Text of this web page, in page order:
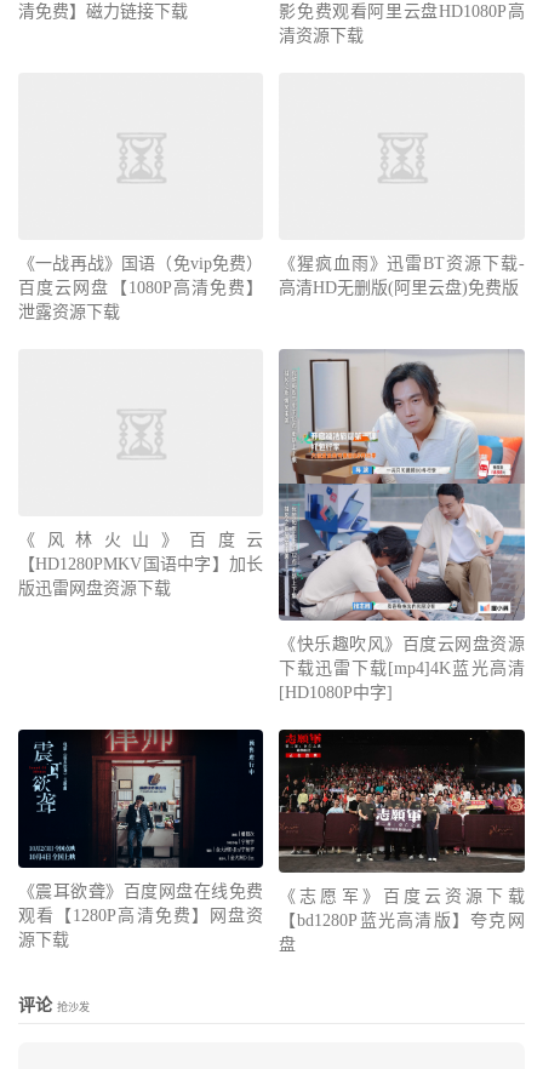
清免费】磁力链接下载
影免费观看阿里云盘HD1080P高
清资源下载
《一战再战》国语（免vip免费）
百度云网盘【1080P高清免费】
泄露资源下载
《猩疯血雨》迅雷BT资源下载-
高清HD无删版(阿里云盘)免费版
《风林火山》百度云
【HD1280PMKV国语中字】加长
版迅雷网盘资源下载
《快乐趣吹风》百度云网盘资源
下载迅雷下载[mp4]4K蓝光高清
[HD1080P中字]
《震耳欲聋》百度网盘在线免费
观看【1280P高清免费】网盘资
源下载
《志愿军》百度云资源下载
【bd1280P蓝光高清版】夸克网
盘
评论 抢沙发